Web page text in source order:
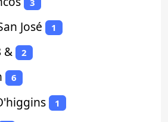
José 1
& 2
6
1